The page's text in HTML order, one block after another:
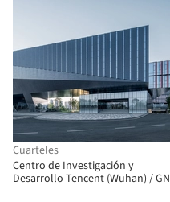
Cuarteles
Centro de Investigación y
Desarrollo Tencent (Wuhan) / GN